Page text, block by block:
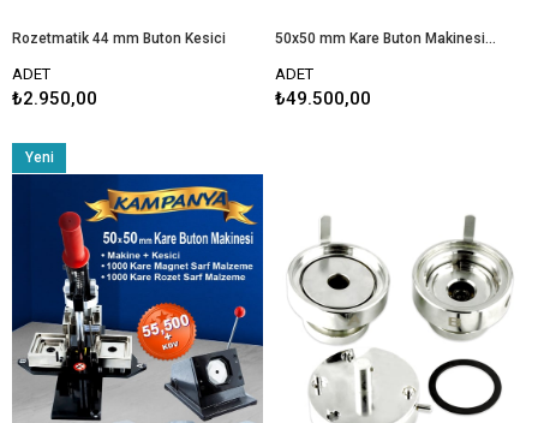
Rozetmatik 44 mm Buton Kesici
ADET
₺2.950,00
50x50 mm Kare Buton Makinesi + Kesici
ADET
₺49.500,00
Yeni